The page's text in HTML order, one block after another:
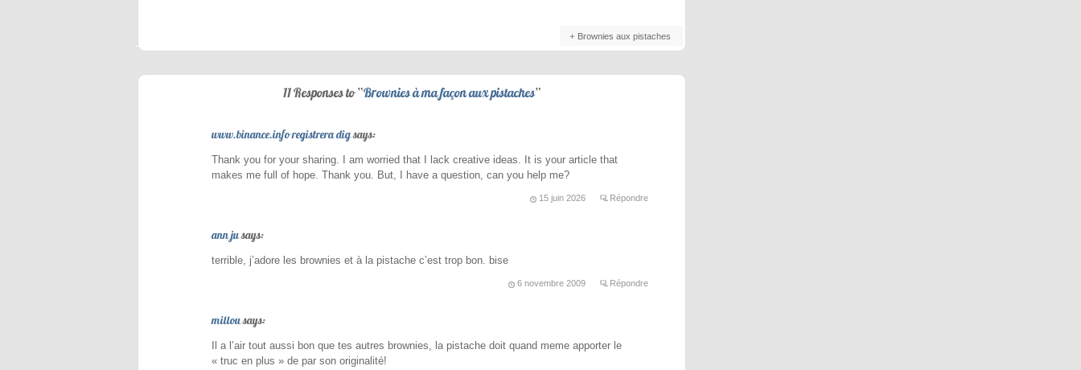
Brownies aux pistaches
11 Responses to “Brownies à ma façon aux pistaches”
www.binance.info registrera digsays:
Thank you for your sharing. I am worried that I lack creative ideas. It is your article that
makes me full of hope. Thank you. But, I have a question, can you help me?
15 juin 2026 Répondre
ann jusays:
terrible, j’adore les brownies et à la pistache c’est trop bon. bise
6 novembre 2009 Répondre
millousays:
Il a l’air tout aussi bon que tes autres brownies, la pistache doit quand meme apporter le
« truc en plus » de par son originalité!